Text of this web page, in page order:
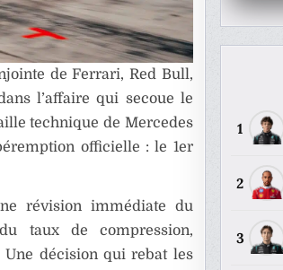
de Ferrari, Red Bull,
l’affaire qui secoue le
technique de Mercedes
officielle : le 1er
révision immédiate du
taux de compression,
Une décision qui rebat les
1
2
3